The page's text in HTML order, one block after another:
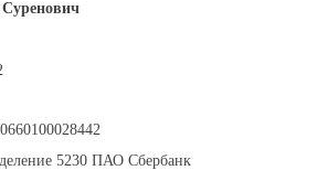
5230 ПАО Сбербанк